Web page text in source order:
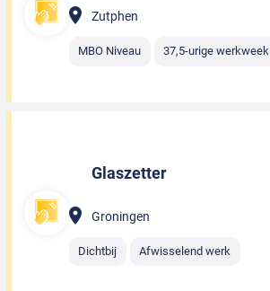
Zutphen
MBO Niveau 37,5-urige werkweek
Glaszetter
Groningen
Dichtbij Afwisselend werk